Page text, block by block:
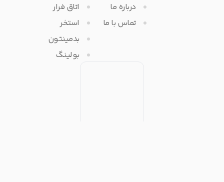
درباره ما
تماس با ما
اتاق فرار
استخر
بدمینتون
بولینگ